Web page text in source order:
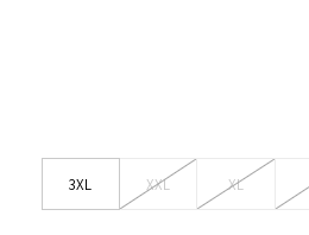
XL
XXL
3XL